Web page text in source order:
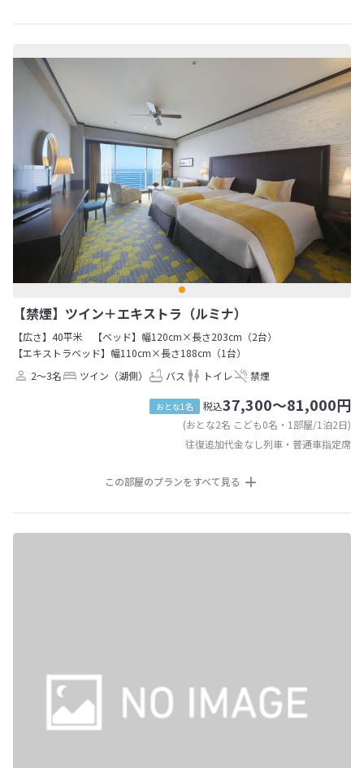
【禁煙】ツイン＋エキストラ（ルミナ）
【広さ】40平米
【ベッド】幅120cm×長さ203cm（2台）
【エキストラベッド】幅110cm×長さ188cm（1台）
2～3名
ツイン（湖側） バス トイレ 禁煙
おとな1名 税込37,300～81,000円
(おとな2名 こども0名・1部屋/1泊2日)
往復追加代金なし列車・普通車指定席
この部屋のプランをすべて見る